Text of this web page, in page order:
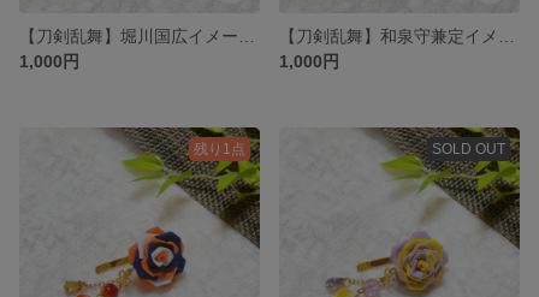
1,000円
1,000円
残り1点 SOLD OUT